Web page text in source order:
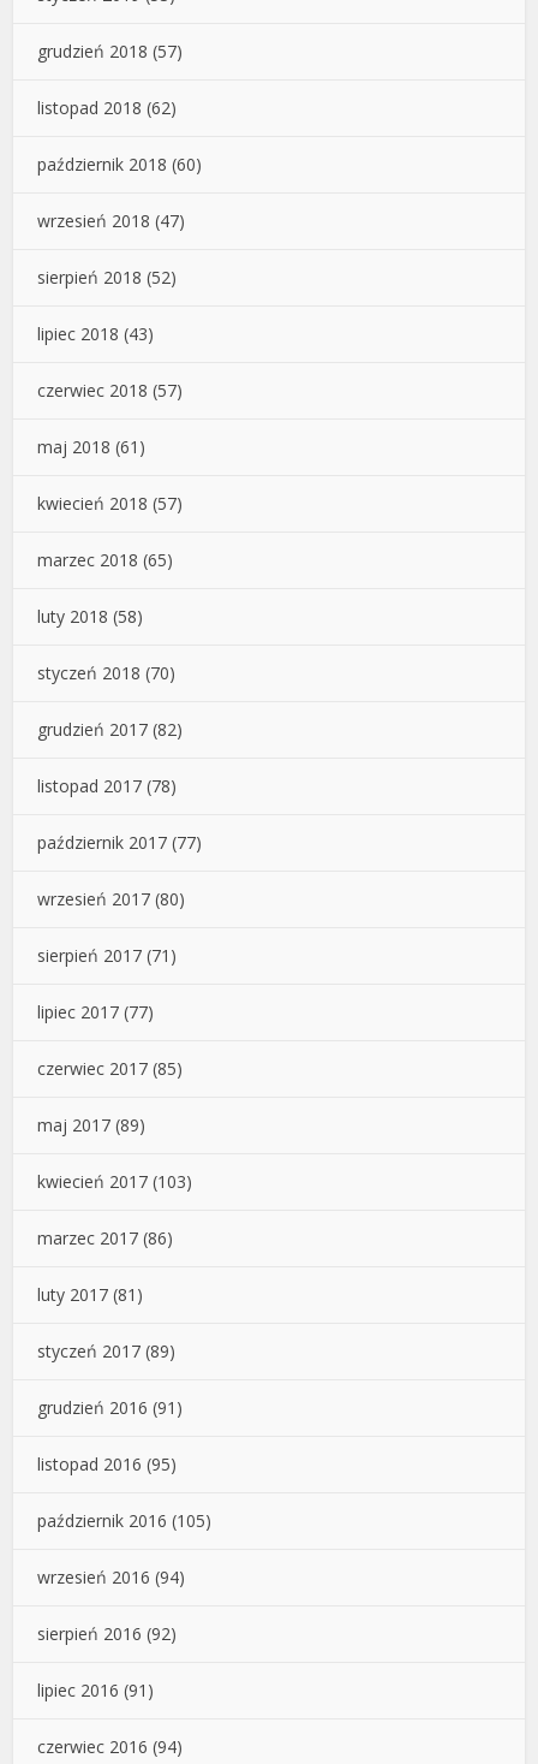
grudzień 2018 (57)
listopad 2018 (62)
październik 2018 (60)
wrzesień 2018 (47)
sierpień 2018 (52)
lipiec 2018 (43)
czerwiec 2018 (57)
maj 2018 (61)
kwiecień 2018 (57)
marzec 2018 (65)
luty 2018 (58)
styczeń 2018 (70)
grudzień 2017 (82)
listopad 2017 (78)
październik 2017 (77)
wrzesień 2017 (80)
sierpień 2017 (71)
lipiec 2017 (77)
czerwiec 2017 (85)
maj 2017 (89)
kwiecień 2017 (103)
marzec 2017 (86)
luty 2017 (81)
styczeń 2017 (89)
grudzień 2016 (91)
listopad 2016 (95)
październik 2016 (105)
wrzesień 2016 (94)
sierpień 2016 (92)
lipiec 2016 (91)
czerwiec 2016 (94)